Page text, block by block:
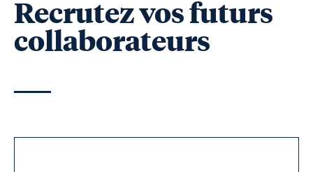
Recrutez vos futurs
collaborateurs